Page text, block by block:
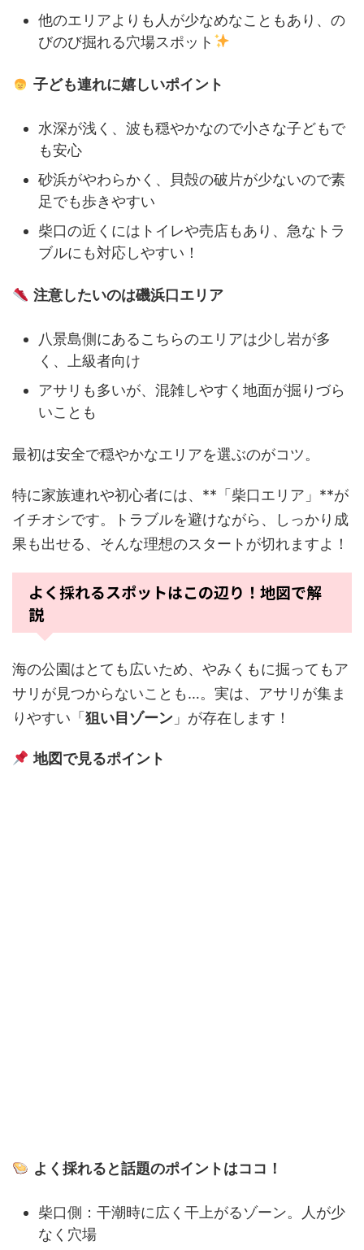
他のエリアよりも人が少なめなこともあり、の
びのび掘れる穴場スポット
子ども連れに嬉しいポイント
水深が浅く、波も穏やかなので小さな子どもで
も安心
砂浜がやわらかく、貝殻の破片が少ないので素
足でも歩きやすい
柴口の近くにはトイレや売店もあり、急なトラ
ブルにも対応しやすい！
注意したいのは磯浜口エリア
八景島側にあるこちらのエリアは少し岩が多
く、上級者向け
アサリも多いが、混雑しやすく地面が掘りづら
いことも
最初は安全で穏やかなエリアを選ぶのがコツ。
特に家族連れや初心者には、**「柴口エリア」**が
イチオシです。トラブルを避けながら、しっかり成
果も出せる、そんな理想のスタートが切れますよ！
よく採れるスポットはこの辺り！地図で解
説
海の公園はとても広いため、やみくもに掘ってもア
サリが見つからないことも…。実は、アサリが集ま
りやすい「 狙い目ゾーン 」が存在します！
地図で見るポイント
よく採れると話題のポイントはココ！
柴口側：干潮時に広く干上がるゾーン。人が少
なく穴場